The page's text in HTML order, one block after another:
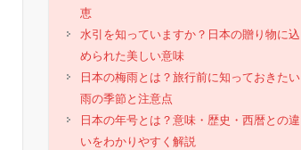
恵
水引を知っていますか？日本の贈り物に込
められた美しい意味
日本の梅雨とは？旅行前に知っておきたい
雨の季節と注意点
日本の年号とは？意味・歴史・西暦との違
いをわかりやすく解説